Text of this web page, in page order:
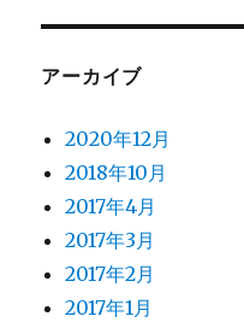
アーカイブ
2020年12月
2018年10月
2017年4月
2017年3月
2017年2月
2017年1月